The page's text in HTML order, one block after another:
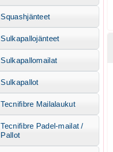
Squashjänteet
Sulkapallojänteet
Sulkapallomailat
Sulkapallot
Tecnifibre Mailalaukut
Tecnifibre Padel-mailat /
Pallot